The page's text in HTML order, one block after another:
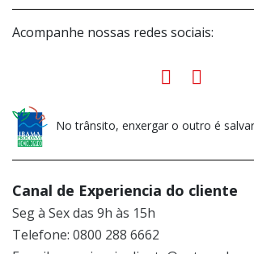
Acompanhe nossas redes sociais:
No trânsito, enxergar o outro é
Canal de Experiencia do cliente
Seg à Sex das 9h às 15h
Telefone: 0800 288 6662